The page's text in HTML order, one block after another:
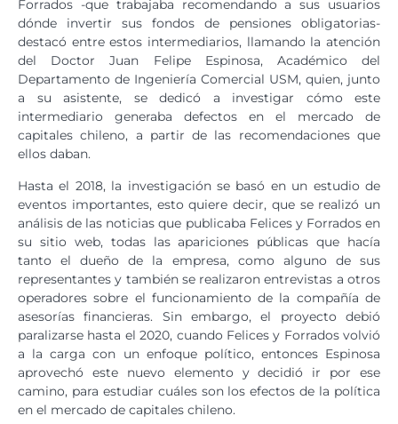
Forrados -que trabajaba recomendando a sus usuarios
dónde invertir sus fondos de pensiones obligatorias-
destacó entre estos intermediarios, llamando la atención
del Doctor Juan Felipe Espinosa, Académico del
Departamento de Ingeniería Comercial USM, quien, junto
a su asistente, se dedicó a investigar cómo este
intermediario generaba defectos en el mercado de
capitales chileno, a partir de las recomendaciones que
ellos daban.
Hasta el 2018, la investigación se basó en un estudio de
eventos importantes, esto quiere decir, que se realizó un
análisis de las noticias que publicaba Felices y Forrados en
su sitio web, todas las apariciones públicas que hacía
tanto el dueño de la empresa, como alguno de sus
representantes y también se realizaron entrevistas a otros
operadores sobre el funcionamiento de la compañía de
asesorías financieras. Sin embargo, el proyecto debió
paralizarse hasta el 2020, cuando Felices y Forrados volvió
a la carga con un enfoque político, entonces Espinosa
aprovechó este nuevo elemento y decidió ir por ese
camino, para estudiar cuáles son los efectos de la política
en el mercado de capitales chileno.